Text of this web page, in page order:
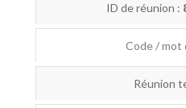
ID de réunion :
Code / mot
Réunion